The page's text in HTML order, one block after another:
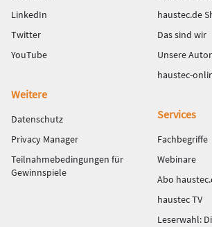
LinkedIn
Twitter
YouTube
haustec.de
Das sind wir
Unsere
haustec-
Weitere
Datenschutz
Privacy Manager
Teilnahmebedingungen für
Gewinnspiele
Services
Fachbegriffe
Webinare
Abo
haustec TV
Leserwahl: